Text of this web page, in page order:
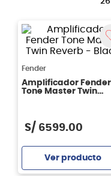
Fender
Amplificador Fender
Tone Master Twin
S/ 6599.00
Ver producto